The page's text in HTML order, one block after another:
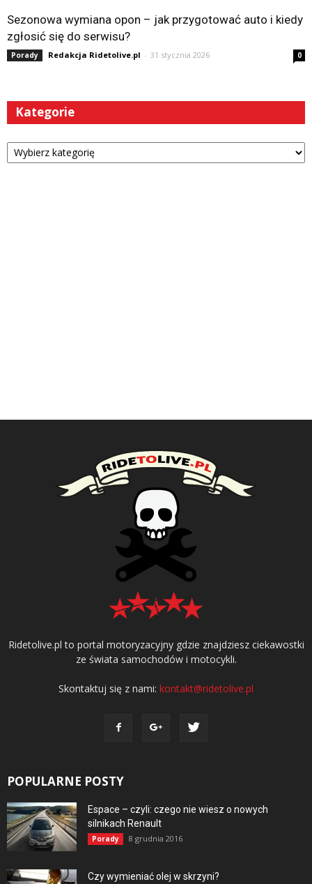
Sezonowa wymiana opon – jak przygotować auto i kiedy
zgłosić się do serwisu?
Porady Redakcja Ridetolive.pl - 31 stycznia 2026 0
Kategorie
Kategorie
Ridetolive.pl to portal motoryzacyjny gdzie znajdziesz ciekawostki
ze świata samochodów i motocykli.
Skontaktuj się z nami: kontakt@ridetolive.pl
POPULARNE POSTY
Espace – czyli: czego nie wiesz o nowych
silnikach Renault
Porady 8 grudnia 2016
Czy wymieniać olej w skrzyni?